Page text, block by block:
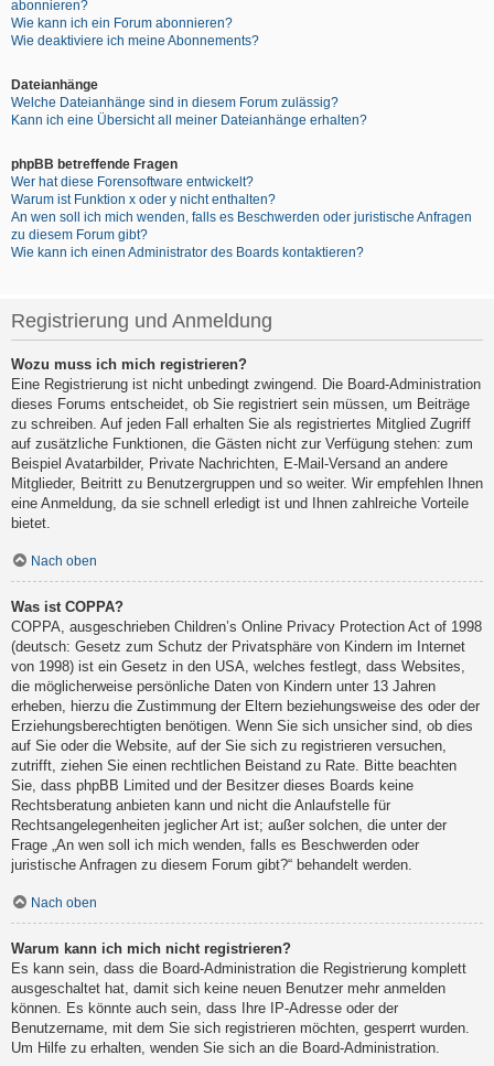
abonnieren?
Wie kann ich ein Forum abonnieren?
Wie deaktiviere ich meine Abonnements?
Dateianhänge
Welche Dateianhänge sind in diesem Forum zulässig?
Kann ich eine Übersicht all meiner Dateianhänge erhalten?
phpBB betreffende Fragen
Wer hat diese Forensoftware entwickelt?
Warum ist Funktion x oder y nicht enthalten?
An wen soll ich mich wenden, falls es Beschwerden oder juristische Anfragen
zu diesem Forum gibt?
Wie kann ich einen Administrator des Boards kontaktieren?
Registrierung und Anmeldung
Wozu muss ich mich registrieren?
Eine Registrierung ist nicht unbedingt zwingend. Die Board-Administration
dieses Forums entscheidet, ob Sie registriert sein müssen, um Beiträge
zu schreiben. Auf jeden Fall erhalten Sie als registriertes Mitglied Zugriff
auf zusätzliche Funktionen, die Gästen nicht zur Verfügung stehen: zum
Beispiel Avatarbilder, Private Nachrichten, E-Mail-Versand an andere
Mitglieder, Beitritt zu Benutzergruppen und so weiter. Wir empfehlen Ihnen
eine Anmeldung, da sie schnell erledigt ist und Ihnen zahlreiche Vorteile
bietet.
Nach oben
Was ist COPPA?
COPPA, ausgeschrieben Children’s Online Privacy Protection Act of 1998
(deutsch: Gesetz zum Schutz der Privatsphäre von Kindern im Internet
von 1998) ist ein Gesetz in den USA, welches festlegt, dass Websites,
die möglicherweise persönliche Daten von Kindern unter 13 Jahren
erheben, hierzu die Zustimmung der Eltern beziehungsweise des oder der
Erziehungsberechtigten benötigen. Wenn Sie sich unsicher sind, ob dies
auf Sie oder die Website, auf der Sie sich zu registrieren versuchen,
zutrifft, ziehen Sie einen rechtlichen Beistand zu Rate. Bitte beachten
Sie, dass phpBB Limited und der Besitzer dieses Boards keine
Rechtsberatung anbieten kann und nicht die Anlaufstelle für
Rechtsangelegenheiten jeglicher Art ist; außer solchen, die unter der
Frage „An wen soll ich mich wenden, falls es Beschwerden oder
juristische Anfragen zu diesem Forum gibt?“ behandelt werden.
Nach oben
Warum kann ich mich nicht registrieren?
Es kann sein, dass die Board-Administration die Registrierung komplett
ausgeschaltet hat, damit sich keine neuen Benutzer mehr anmelden
können. Es könnte auch sein, dass Ihre IP-Adresse oder der
Benutzername, mit dem Sie sich registrieren möchten, gesperrt wurden.
Um Hilfe zu erhalten, wenden Sie sich an die Board-Administration.